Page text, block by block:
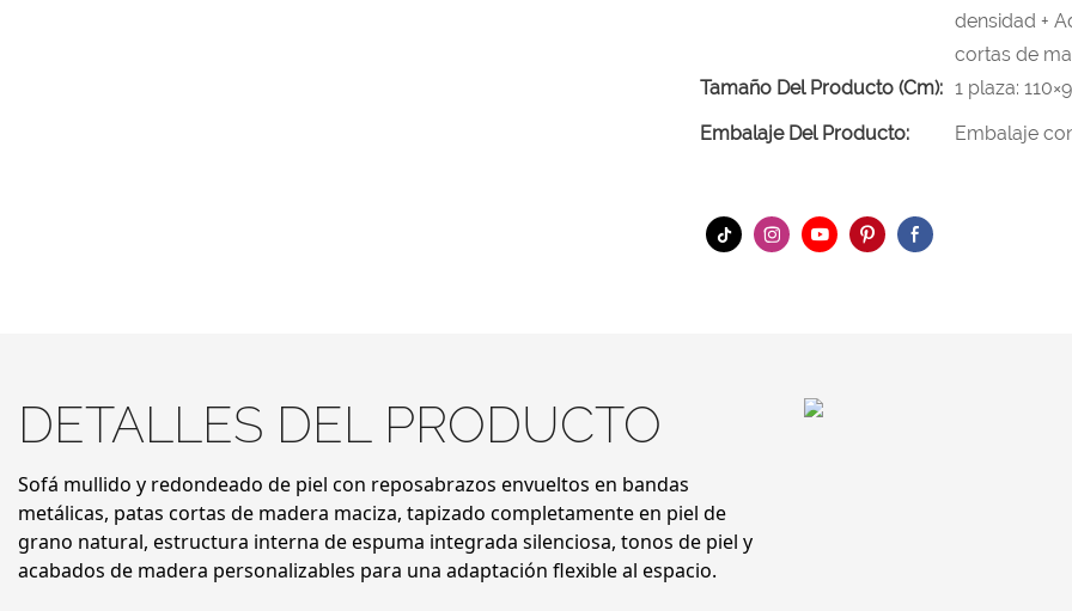
densidad +
cortas de
Tamaño Del Producto (cm): 1 plaza:
Embalaje Del Producto:
Embalaje
DETALLES DEL PRODUCTO
Sofá mullido y redondeado de piel con reposabrazos envueltos en bandas
metálicas, patas cortas de madera maciza, tapizado completamente en piel de
grano natural, estructura interna de espuma integrada silenciosa, tonos de piel y
acabados de madera personalizables para una adaptación flexible al espacio.